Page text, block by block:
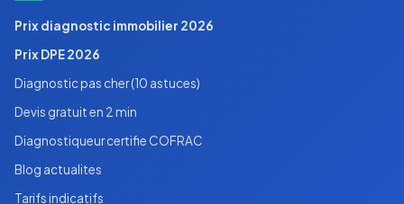
Prix diagnostic immobilier 2026
Prix DPE 2026
Diagnostic pas cher (10 astuces)
Devis gratuit en 2 min
Diagnostiqueur certifie COFRAC
Blog actualites
Tarifs indicatifs